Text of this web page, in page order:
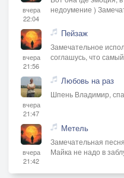
вчера
22:04
недоумение )
вчера
21:56
Пейзаж
Замечательное
соглашусь, что
вчера
21:47
Любовь на раз
Шпень Владимир,
вчера
21:42
Метель
Замечательная
Майка не надо в